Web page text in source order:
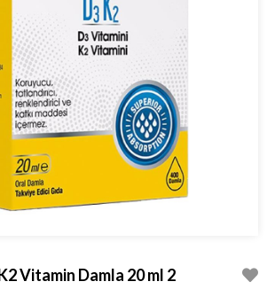
Vitamin Damla 20 ml 2